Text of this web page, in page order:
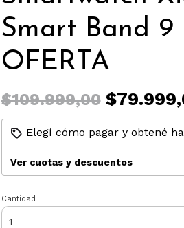
Smart Band 9
OFERTA
$109.999,00
Elegí cómo pagar y obtené
Ver cuotas y descuentos
Cantidad